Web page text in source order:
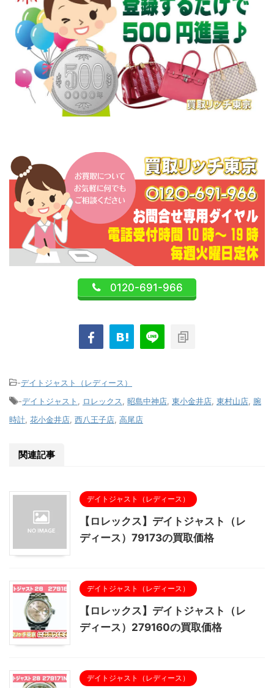
0120-691-966
-デイトジャスト（レディース）
-デイトジャスト ロレックス 昭島中神店 東小金井店 東村山店 腕
時計 花小金井店 西八王子店 高尾店
関連記事
デイトジャスト（レディース）
【ロレックス】デイトジャスト（レ
ディース）79173の買取価格
デイトジャスト（レディース）
【ロレックス】デイトジャスト（レ
ディース）279160の買取価格
デイトジャスト（レディース）